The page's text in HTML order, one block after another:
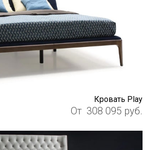
Кровать Play
От 308 095 руб.